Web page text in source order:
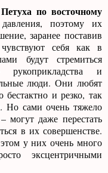
Петуха по восточному
поэтому их
заранее поставив
себя как в
будут стремиться
и
люди. Они любят
бестактно и резко, так
Но сами очень тяжело
могут даже перестать
в их совершенстве.
у них очень много
эксцентричными